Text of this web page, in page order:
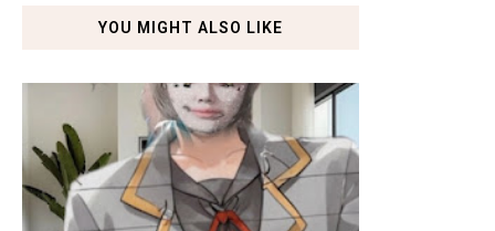
YOU MIGHT ALSO LIKE